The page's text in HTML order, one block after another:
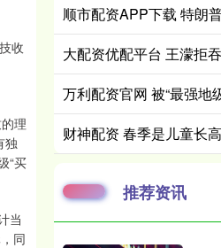
收
理
独
“买
当
同
推荐资讯